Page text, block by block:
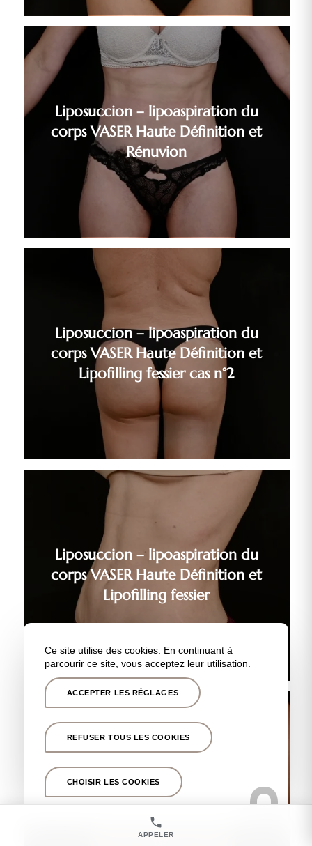
Liposuccion – lipoaspiration du
corps VASER Haute Définition et
Rénuvion
Liposuccion – lipoaspiration du
corps VASER Haute Définition et
Lipofilling fessier cas n°2
Liposuccion – lipoaspiration du
corps VASER Haute Définition et
Lipofilling fessier
Liposuccion – lipoaspiration du
corps VASER Haute Définition chez
l’homme – cas n°1
Ce site utilise des cookies. En continuant à
parcourir ce site, vous acceptez leur utilisation.
ACCEPTER LES RÉGLAGES
REFUSER TOUS LES COOKIES
CHOISIR LES COOKIES
APPELER